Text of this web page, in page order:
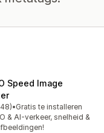
Speed Image
in totaal
•Gratis te installeren
& AI-verkeer, snelheid &